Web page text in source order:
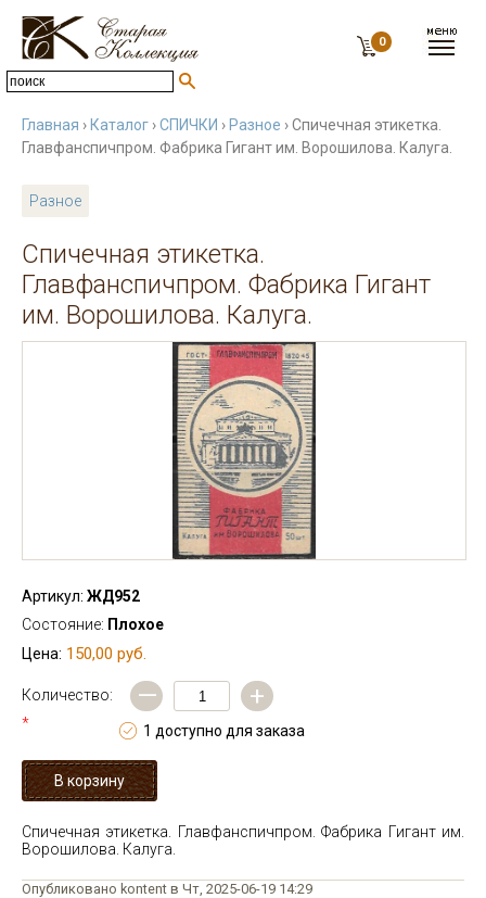
0
Главная › Каталог ›СПИЧКИ › Разное › Спичечная этикетка.
Главфанспичпром. Фабрика Гигант им. Ворошилова. Калуга.
Разное
Спичечная этикетка.
Главфанспичпром. Фабрика Гигант
им. Ворошилова. Калуга.
Артикул: ЖД952
Состояние: Плохое
Цена: 150,00 руб.
Количество:
*
— +
1 доступно для заказа
Спичечная этикетка. Главфанспичпром. Фабрика Гигант им.
Ворошилова. Калуга.
Опубликовано kontent в Чт, 2025-06-19 14:29